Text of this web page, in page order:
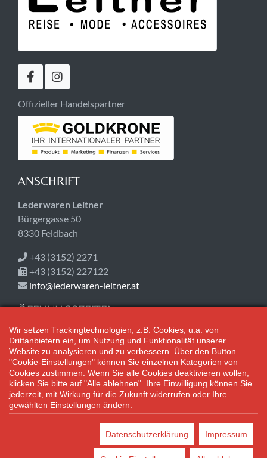
Offizieller Handelspartner
ANSCHRIFT
Lederwaren Leitner
Bürgergasse 50
8330 Feldbach
+43 (3152) 2271
+43 (3152) 227122
info@lederwaren-leitner.at
ÖFFNUNGSZEITEN
Jetzt geöffnet!
Mo-Fr 08:30-18:00
Sa 08:30-12:30
Adventsamstage: 08:30 bis 17:00 Uhr geöffnet.
Bei Preisen, die mit "UVP" gekennzeichnet sind, handelt es sich um
Wir setzen Trackingtechnologien, z.B. Cookies, u.a. von
Drittanbietern ein, um Nutzung und Funktionalität unserer
Website zu analysieren und zu verbessern. Über den Button
"Cookie-Einstellungen" können Sie einzelnen Kategorien von
Cookies zustimmen. Wenn Sie alle Cookies deaktivieren wollen,
klicken Sie bitte auf "Alle ablehnen". Ihre Einwilligung können Sie
jederzeit, mit Wirkung für die Zukunft widerrufen oder Ihre
gewählten Einstellungen ändern.
Datenschutzerklärung Impressum